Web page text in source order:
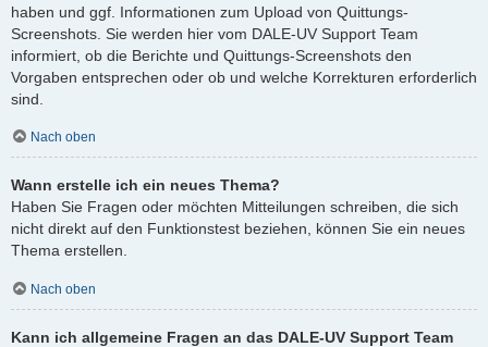
haben und ggf. Informationen zum Upload von Quittungs-
Screenshots. Sie werden hier vom DALE-UV Support Team
informiert, ob die Berichte und Quittungs-Screenshots den
Vorgaben entsprechen oder ob und welche Korrekturen erforderlich
sind.
Nach oben
Wann erstelle ich ein neues Thema?
Haben Sie Fragen oder möchten Mitteilungen schreiben, die sich
nicht direkt auf den Funktionstest beziehen, können Sie ein neues
Thema erstellen.
Nach oben
Kann ich allgemeine Fragen an das DALE-UV Support Team